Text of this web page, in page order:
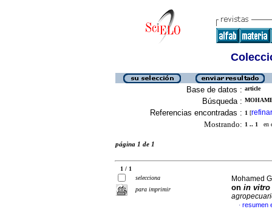
Base de datos : article
Búsqueda :
Referencias encontradas : 1 [refinar
Mostrando: 1 .. 1 en
página 1 de 1
1 / 1
selecciona
para imprimir
Mohamed
on in vitro
· resumen